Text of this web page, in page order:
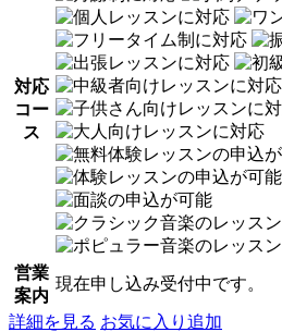
対応
コー
ス
営業
案内
現在申し込み受付中です。
詳細を見る お気に入り追加